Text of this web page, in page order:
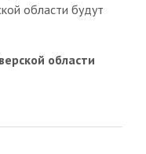
области будут
области